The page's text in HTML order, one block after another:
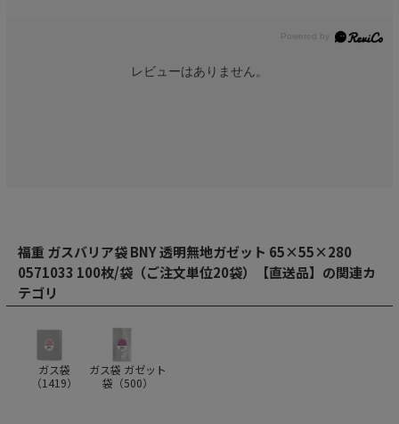
レビューはありません。
福重 ガスバリア袋 BNY 透明無地ガゼット 65×55×280
0571033 100枚/袋（ご注文単位20袋）【直送品】の関連カ
テゴリ
ガス袋
（1419）
ガス袋 ガゼット
袋（500）